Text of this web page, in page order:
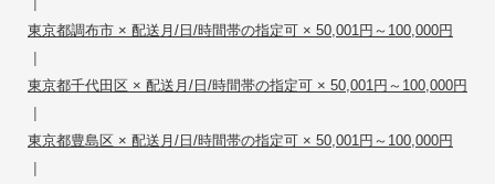
東京都調布市 × 配送月/日/時間帯の指定可 × 50,001円～100,000円
|
東京都千代田区 × 配送月/日/時間帯の指定可 × 50,001円～100,000円
|
東京都豊島区 × 配送月/日/時間帯の指定可 × 50,001円～100,000円
|